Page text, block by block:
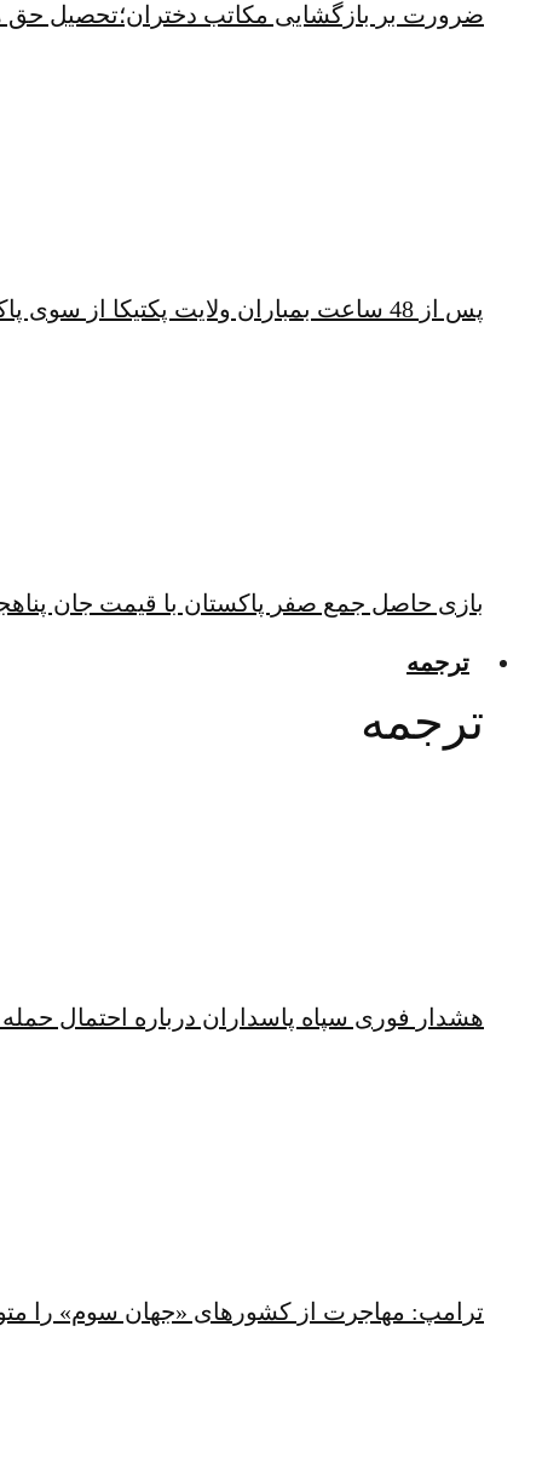
ضرورت بر بازگشایی مکاتب دختران؛تحصیل
پس از 48 ساعت بمباران ولایت پکتیکا از سوی پاکستان؛ شهباز شریف همچنان خشمگین است
بازی حاصل جمع صفر پاکستان با قیمت جان
ترجمه
ترجمه
هشدار فوری سپاه پاسداران درباره احتمال
ترامپ: مهاجرت از کشورهای «جهان سوم» را